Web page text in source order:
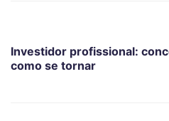
Investidor profissional:
como se tornar